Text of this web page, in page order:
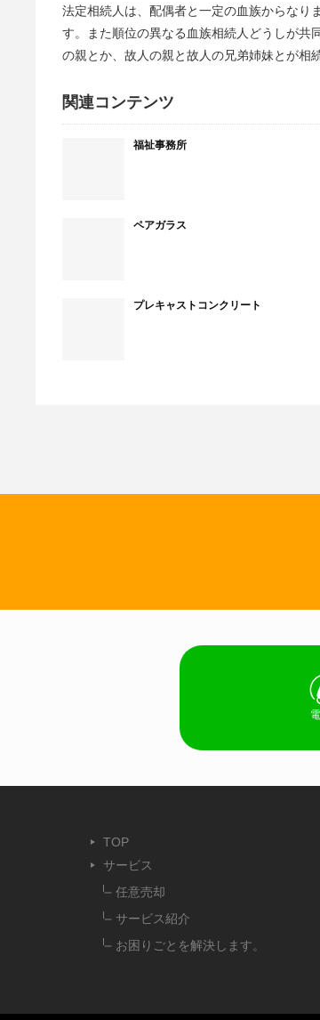
法定相続人は、配偶者と一定の血族からなり
す。また順位の異なる血族相続人どうしが共
の親とか、故人の親と故人の兄弟姉妹とが相
関連コンテンツ
福祉事務所
ペアガラス
プレキャストコンクリート
TOP
サービス
任意売却
サービス紹介
お困りごとを解決します。